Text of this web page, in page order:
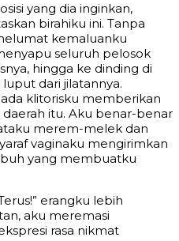
yang dia inginkan,
birahiku ini. Tanpa
kemaluanku
seluruh pelosok
hingga ke dinding di
dari jilatannya.
klitorisku memberikan
daerah itu. Aku benar-benar
merem-melek dan
vaginaku mengirimkan
yang membuatku
erangku lebih
aku meremasi
rasa nikmat